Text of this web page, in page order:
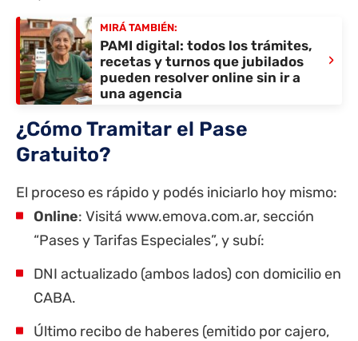
MIRÁ TAMBIÉN:
PAMI digital: todos los trámites,
recetas y turnos que jubilados
pueden resolver online sin ir a
una agencia
›
¿Cómo Tramitar el Pase
Gratuito?
El proceso es rápido y podés iniciarlo hoy mismo:
Online: Visitá www.emova.com.ar, sección
“Pases y Tarifas Especiales”, y subí:
DNI actualizado (ambos lados) con domicilio en
CABA.
Último recibo de haberes (emitido por cajero,